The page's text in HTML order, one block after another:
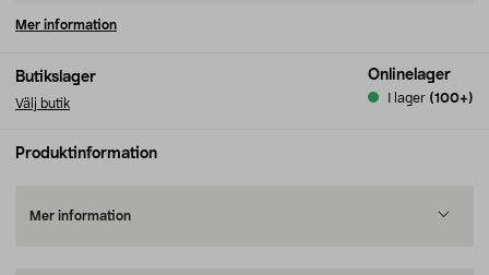
Butikslager
Välj butik
Onlinelager
I lager (100+)
Mer information
Produktinformation
Mer information